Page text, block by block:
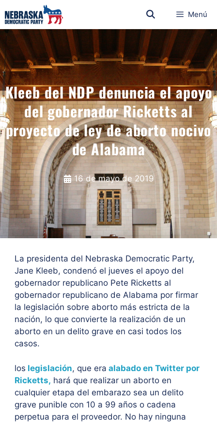
Menú
Kleeb del NDP denuncia el apoyo
del gobernador Ricketts al
proyecto de ley de aborto nocivo
de Alabama
16 de mayo de 2019
La presidenta del Nebraska Democratic Party,
Jane Kleeb, condenó el jueves el apoyo del
gobernador republicano Pete Ricketts al
gobernador republicano de Alabama por firmar
la legislación sobre aborto más estricta de la
nación, lo que convierte la realización de un
aborto en un delito grave en casi todos los
casos.
los legislación, que era alabado en Twitter por
Ricketts, hará que realizar un aborto en
cualquier etapa del embarazo sea un delito
grave punible con 10 a 99 años o cadena
perpetua para el proveedor. No hay ninguna